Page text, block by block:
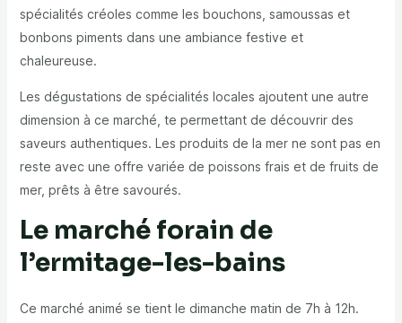
spécialités créoles comme les bouchons, samoussas et
bonbons piments dans une ambiance festive et
chaleureuse.
Les dégustations de spécialités locales ajoutent une autre
dimension à ce marché, te permettant de découvrir des
saveurs authentiques. Les produits de la mer ne sont pas en
reste avec une offre variée de poissons frais et de fruits de
mer, prêts à être savourés.
Le marché forain de
l’ermitage-les-bains
Ce marché animé se tient le dimanche matin de 7h à 12h.